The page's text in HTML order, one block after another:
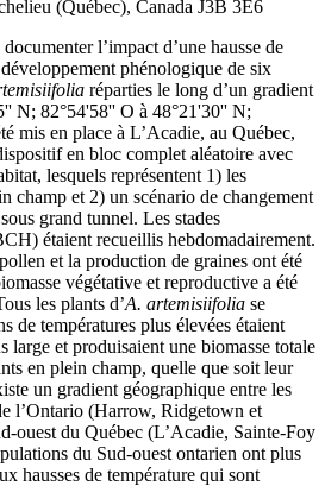
(Québec), Canada J3B 3E6
l’impact d’une hausse de
phénologique de six
réparties le long d’un gradient
N; 82°54'58'' O à 48°21'30'' N;
mis en place à L’Acadie, au Québec,
en bloc complet aléatoire avec
lesquels représentent 1) les
champ et 2) un scénario de changement
grand tunnel. Les stades
étaient recueillis hebdomadairement.
et la production de graines ont été
végétative et reproductive a été
les plants d’A. artemisiifolia se
de températures plus élevées étaient
large et produisaient une biomasse totale
en plein champ, quelle que soit leur
un gradient géographique entre les
l’Ontario (Harrow, Ridgetown et
ouest du Québec (L’Acadie, Sainte-Foy
du Sud-ouest ontarien ont plus
hausses de température qui sont